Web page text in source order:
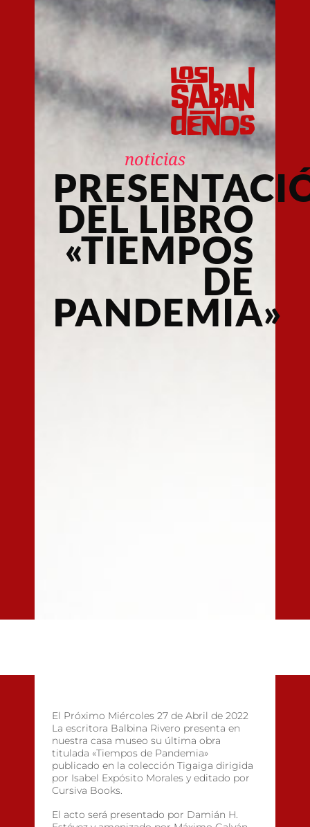
noticias
DEL LIBRO
«TIEMPOS
DE
PANDEMIA»
El Próximo Miércoles 27 de Abril de 2022
La escritora Balbina Rivero presenta en
nuestra casa museo su última obra
titulada «Tiempos de Pandemia»
publicado en la colección Tigaiga dirigida
por Isabel Expósito Morales y editado por
Cursiva Books.
El acto será presentado por Damián H.